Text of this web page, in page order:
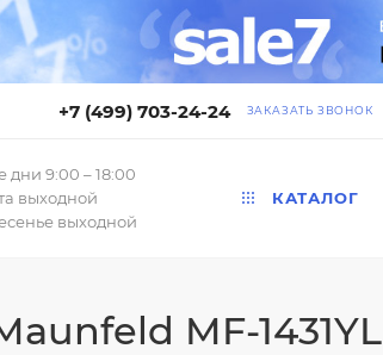
+7 (499) 703-24-24 ЗАКАЗАТЬ ЗВОНОК
дни 9:00 – 18:00
выходной
выходной
КАТАЛОГ
MF-1431YL